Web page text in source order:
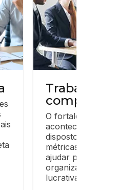
Trabalhar
competências
O fortalecimento da
acontece para os que
dispostos a crescer.
métricas de avaliação
ajudar profissionais em
organizações privadas
lucrativas.